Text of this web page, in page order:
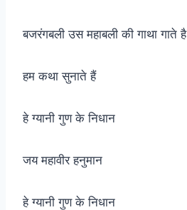
बजरंगबली उस महाबली की गाथा गाते है
हम कथा सुनाते हैं
हे ग्यानी गुण के निधान
जय महावीर हनुमान
हे ग्यानी गुण के निधान